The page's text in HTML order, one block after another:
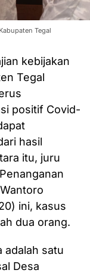
Tegal
kebijakan
Tegal
positif Covid-
hasil
itu, juru
ini, kasus
dua orang.
adalah satu
Desa